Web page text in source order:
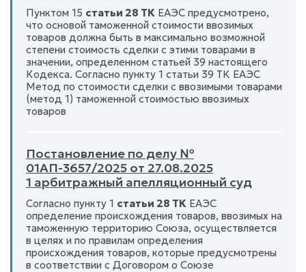
Пунктом 15 статьи 28 ТК ЕАЭС предусмотрено,
что основой таможенной стоимости ввозимых
товаров должна быть в максимально возможной
степени стоимость сделки с этими товарами в
значении, определенном статьей 39 настоящего
Кодекса. Согласно пункту 1 статьи 39 ТК ЕАЭС
Метод по стоимости сделки с ввозимыми товарами
(метод 1) таможенной стоимостью ввозимых
товаров
Постановление по делу №
01АП-3657/2025 от 27.08.2025
1 арбитражный апелляционный суд
Согласно пункту 1 статьи 28 ТК ЕАЭС
определение происхождения товаров, ввозимых на
таможенную территорию Союза, осуществляется
в целях и по правилам определения
происхождения товаров, которые предусмотрены
в соответствии с Договором о Союзе